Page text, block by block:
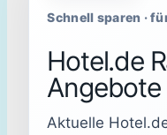
Schnell sparen ·
Hotel.de
Angebote
Aktuelle